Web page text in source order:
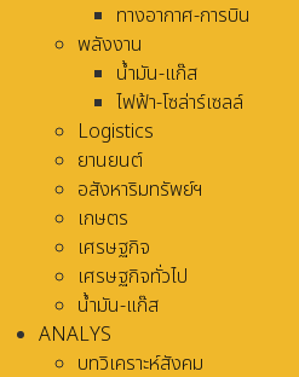
ทางอากาศ-การบิน
พลังงาน
น้ำมัน-แก๊ส
ไฟฟ้า-โซล่าร์เซลล์
Logistics
ยานยนต์
อสังหาริมทรัพย์ฯ
เกษตร
เศรษฐกิจ
เศรษฐกิจทั่วไป
น้ำมัน-แก๊ส
ANALYS
บทวิเคราะห์สังคม